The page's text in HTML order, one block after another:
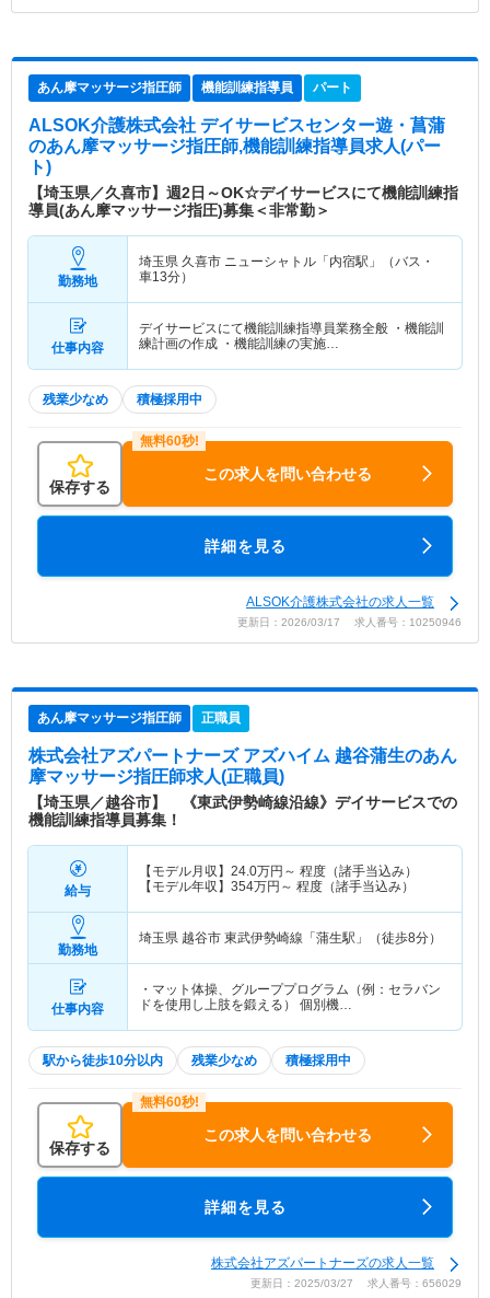
あん摩マッサージ指圧師 機能訓練指導員 パート
ALSOK介護株式会社 デイサービスセンター遊・菖蒲
のあん摩マッサージ指圧師,機能訓練指導員求人(パー
ト)
【埼玉県／久喜市】週2日～OK☆デイサービスにて機能訓練指
導員(あん摩マッサージ指圧)募集＜非常勤＞
勤務地
埼玉県 久喜市 ニューシャトル「内宿駅」（バス・
車13分）
仕事内容
デイサービスにて機能訓練指導員業務全般 ・機能訓
練計画の作成 ・機能訓練の実施…
残業少なめ 積極採用中
保存する
この求人を問い合わせる
詳細を見る
ALSOK介護株式会社の求人一覧
更新日：2026/03/17 求人番号：10250946
あん摩マッサージ指圧師 正職員
株式会社アズパートナーズ アズハイム 越谷蒲生のあん
摩マッサージ指圧師求人(正職員)
【埼玉県／越谷市】 《東武伊勢崎線沿線》デイサービスでの
機能訓練指導員募集！
給与
【モデル月収】 24.0万円～ 程度（諸手当込み）
【モデル年収】 354万円～ 程度（諸手当込み）
勤務地
埼玉県 越谷市 東武伊勢崎線「蒲生駅」（徒歩8分）
仕事内容
・マット体操、グループプログラム（例：セラバン
ドを使用し上肢を鍛える） 個別機…
駅から徒歩10分以内 残業少なめ 積極採用中
保存する
この求人を問い合わせる
詳細を見る
株式会社アズパートナーズの求人一覧
更新日：2025/03/27 求人番号：656029